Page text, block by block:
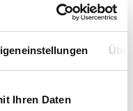
Ihren Daten